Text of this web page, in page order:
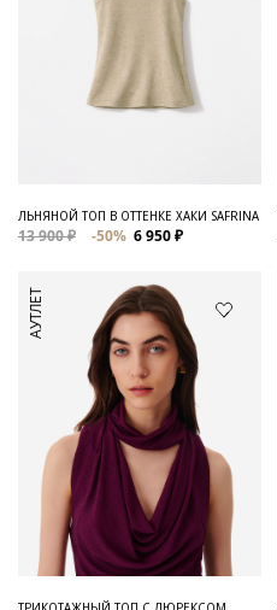
ЛЬНЯНОЙ ТОП В ОТТЕНКЕ ХАКИ SAFRINA
13 900 ₽ -50% 6 950 ₽
АУТЛЕТ